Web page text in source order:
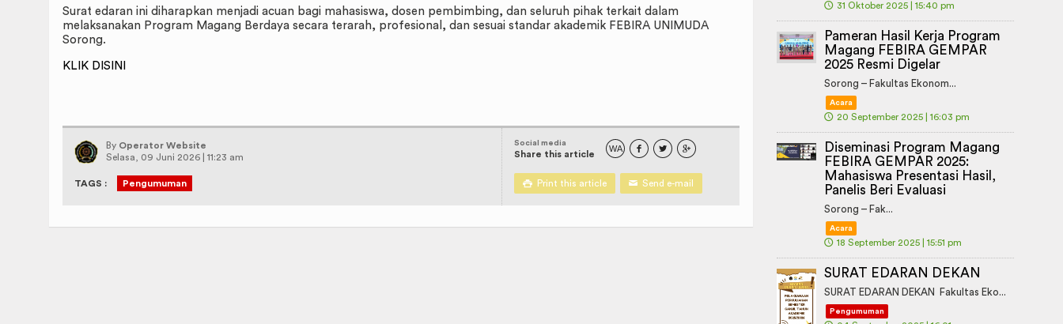
Surat edaran ini diharapkan menjadi acuan bagi mahasiswa, dosen pembimbing, dan seluruh pihak terkait dalam
melaksanakan Program Magang Berdaya secara terarah, profesional, dan sesuai standar akademik FEBIRA UNIMUDA
Sorong.
KLIK DISINI
Social media
Share this article
WA   
 Print this article ✉ Send e-mail
By Operator Website
Selasa, 09 Juni 2026 | 11:23 am
TAGS : Pengumuman
🕔 31 Oktober 2025 | 15:40 pm
Pameran Hasil Kerja Program
Magang FEBIRA GEMPAR
2025 Resmi Digelar
Sorong – Fakultas Ekonom...
Acara
🕔 20 September 2025 | 16:03 pm
Diseminasi Program Magang
FEBIRA GEMPAR 2025:
Mahasiswa Presentasi Hasil,
Panelis Beri Evaluasi
Sorong – Fak...
Acara
🕔 18 September 2025 | 15:51 pm
SURAT EDARAN DEKAN
SURAT EDARAN DEKAN Fakultas Eko...
Pengumuman